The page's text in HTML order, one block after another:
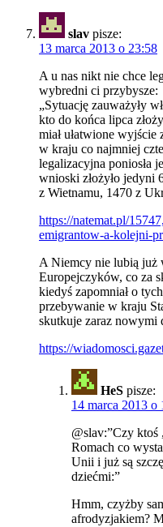
slav pisze:
13 marca 2013 o 23:58
A u nas nikt nie chce
wybredni ci przybysze:
„Sytuację zauważyły
kto do końca lipca
miał ułatwione wyjście
w kraju co najmniej
legalizacyjna poniosła
wnioski złożyło jedyni
z Wietnamu, 1470 z
https://natemat.pl/
emigrantow-a-kolejni-
A Niemcy nie lubią już
Europejczyków, co za
kiedyś zapomniał o
przebywanie w kraju
skutkuje zaraz nowymi
https://
HeS pisze:
14 marca 2013 o
@slav:”Czy ktoś
Romach co
Unii i już są
dziećmi:”
Hmm, czyżby
afrodyzjakiem?